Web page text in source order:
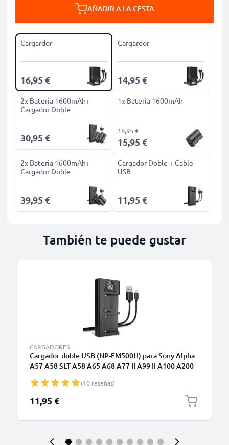
AÑADIR A LA CESTA
Cargardor
16,95 €
Cargardor
14,95 €
2x Batería 1600mAh+
Cargador Doble
30,95 €
1x Batería 1600mAh
15,95 €
18,95 €
2x Batería 1600mAh+
Cargador Doble
39,95 €
Cargador Doble + Cable
USB
11,95 €
También te puede gustar
CARGADORES
Cargador doble USB (NP-FM500H) para Sony Alpha
A57 A58 SLT-A58 A65 A68 A77 II A99 II A100 A200
Cable USB de CELLONIC
(10 reseñas)
11,95 €